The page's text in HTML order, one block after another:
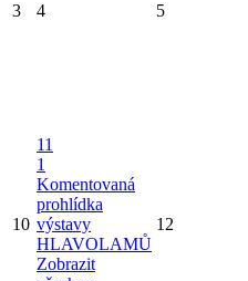
3 4 5
10
11
1
Komentovaná
prohlídka
výstavy
HLAVOLAMŮ
Zobrazit
12